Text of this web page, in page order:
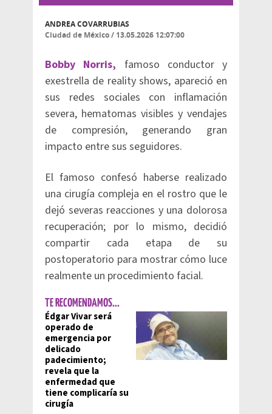
ANDREA COVARRUBIAS
Ciudad de México/ 13.05.2026 12:07:00
Bobby Norris, famoso conductor y
exestrella de reality shows, apareció en
sus redes sociales con inflamación
severa, hematomas visibles y vendajes
de compresión, generando gran
impacto entre sus seguidores.
El famoso confesó haberse realizado
una cirugía compleja en el rostro que le
dejó severas reacciones y una dolorosa
recuperación; por lo mismo, decidió
compartir cada etapa de su
postoperatorio para mostrar cómo luce
realmente un procedimiento facial.
TE RECOMENDAMOS...
Édgar Vivar será
operado de
emergencia por
delicado
padecimiento;
revela que la
enfermedad que
tiene complicaría su
cirugía